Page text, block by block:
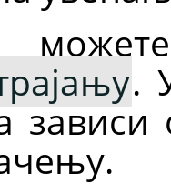
.
зависи